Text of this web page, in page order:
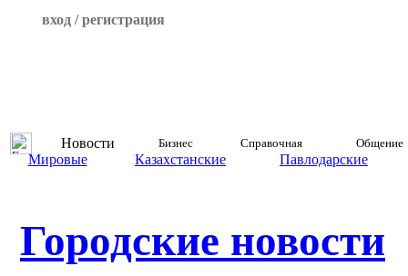
вход / регистрация
Новости Бизнес Справочная Общение
Мировые Казахстанские Павлодарские
Городские новости